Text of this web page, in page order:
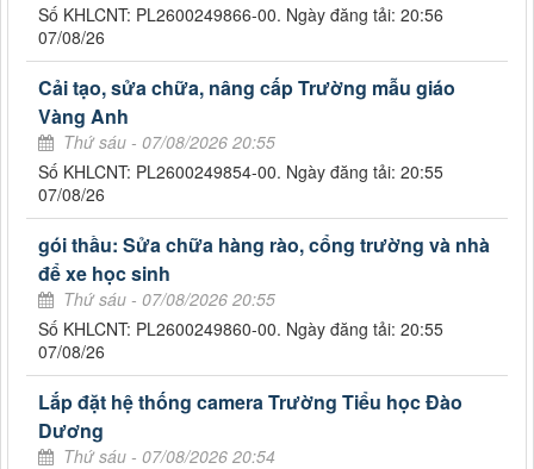
Số KHLCNT: PL2600249866-00. Ngày đăng tải: 20:56
07/08/26
Cải tạo, sửa chữa, nâng cấp Trường mẫu giáo
Vàng Anh
Thứ sáu - 07/08/2026 20:55
Số KHLCNT: PL2600249854-00. Ngày đăng tải: 20:55
07/08/26
gói thầu: Sửa chữa hàng rào, cổng trường và nhà
để xe học sinh
Thứ sáu - 07/08/2026 20:55
Số KHLCNT: PL2600249860-00. Ngày đăng tải: 20:55
07/08/26
Lắp đặt hệ thống camera Trường Tiểu học Đào
Dương
Thứ sáu - 07/08/2026 20:54